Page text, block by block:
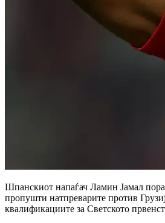
Шпанскиот напаѓач Ламин Јамал
пропушти натпреварите против
квалификациите за Светското